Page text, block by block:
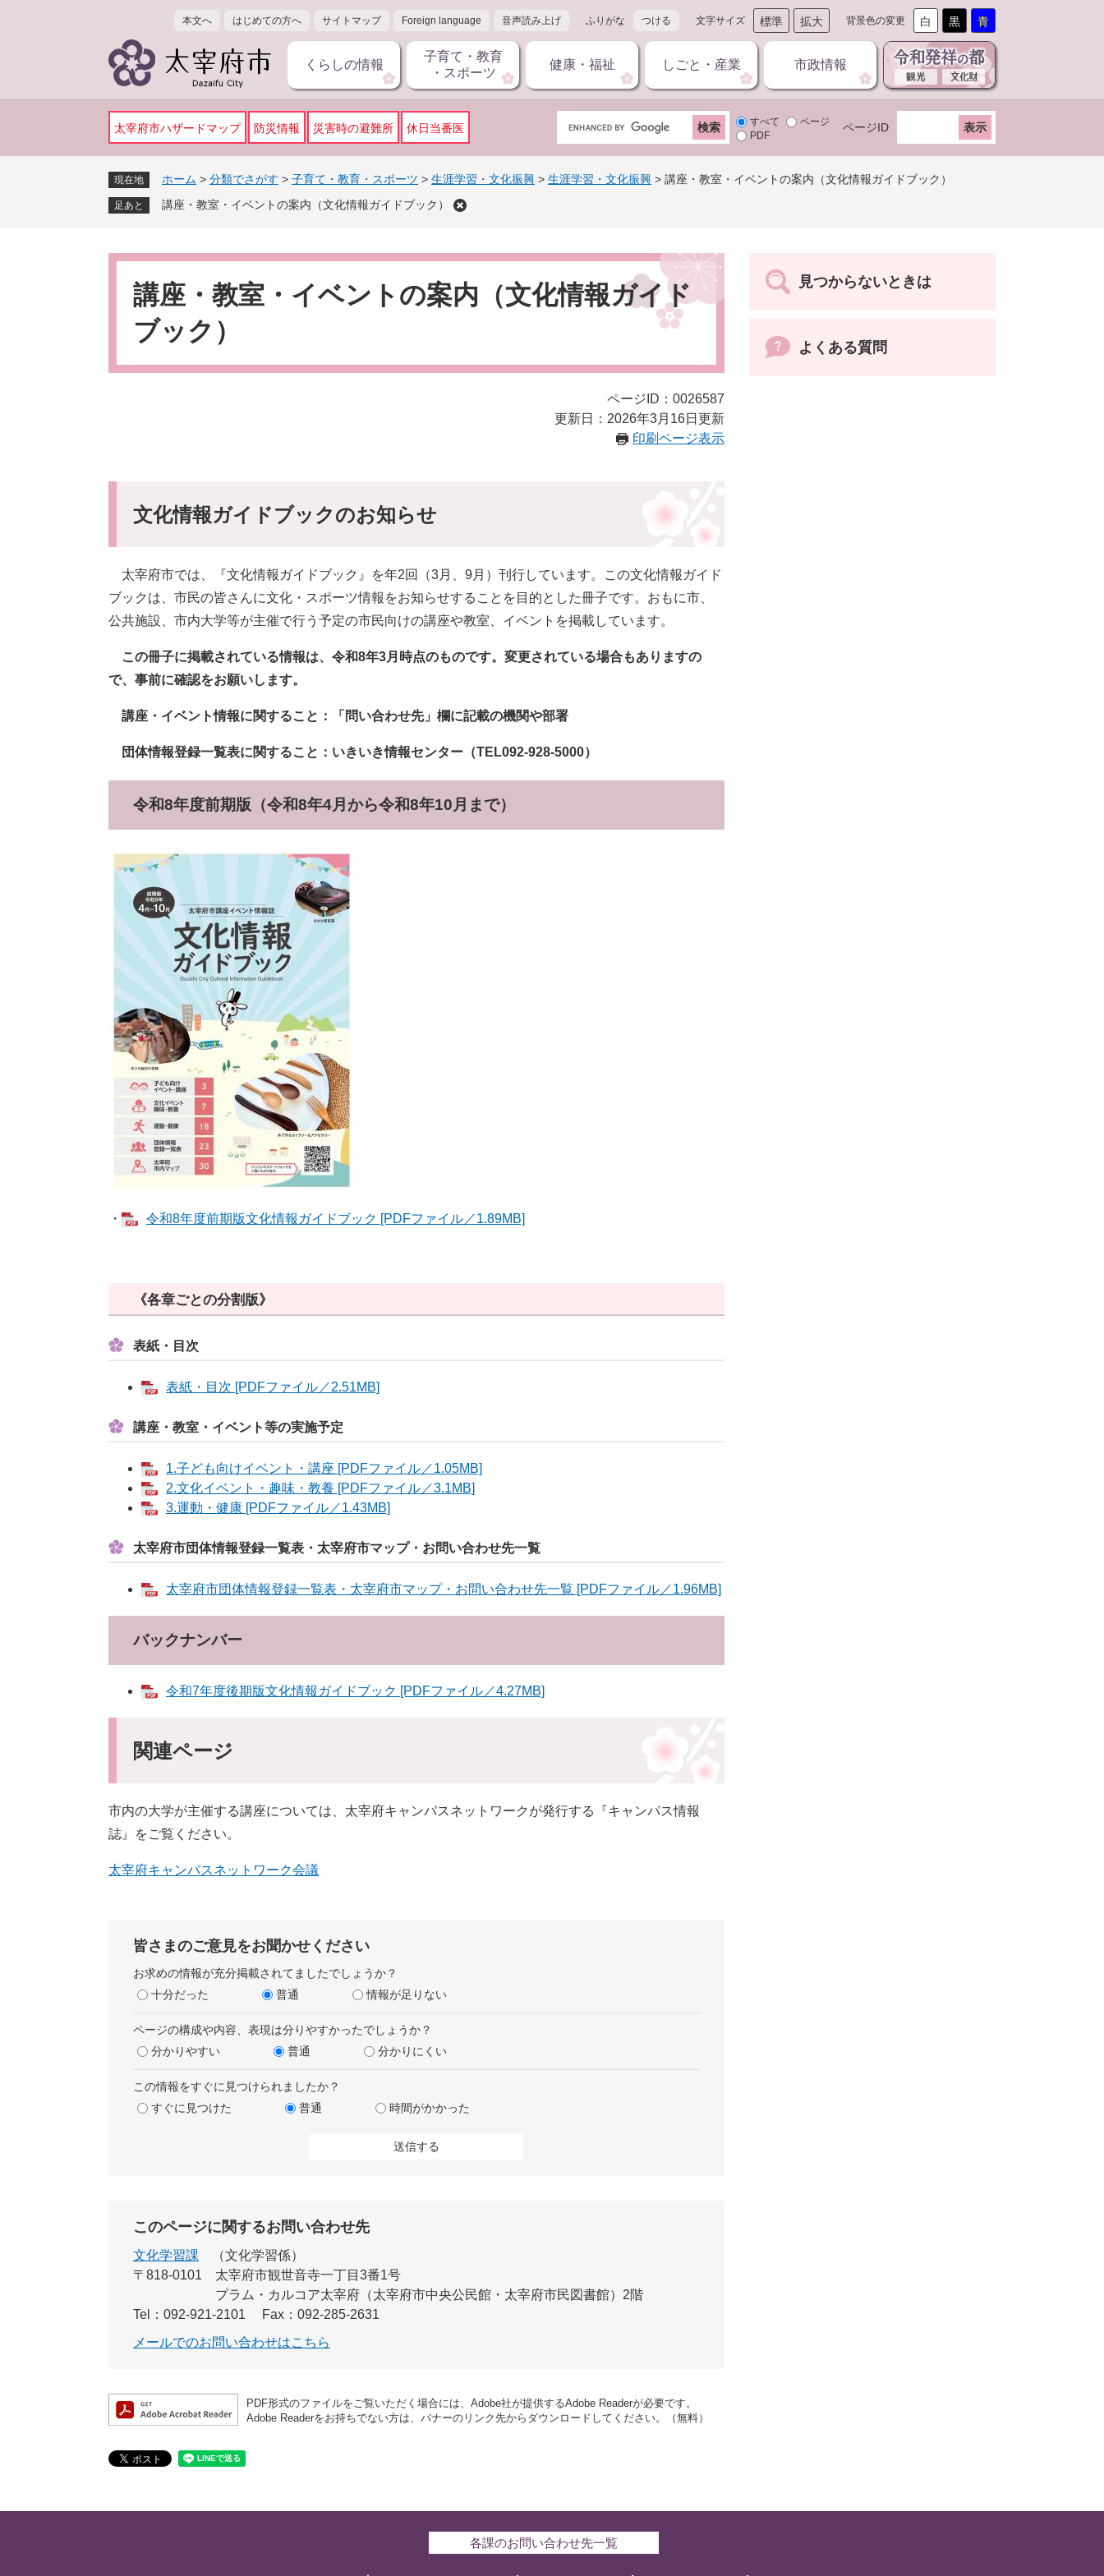
本文へ はじめての方へ サイトマップ Foreign language 音声読み上げ ふりがな つける 文字サイズ 標準 拡大 背景色の変更 白 黒 青
くらしの情報
子育て・教育
・スポーツ
健康・福祉 しごと・産業 市政情報
太宰府市ハザードマップ 防災情報 災害時の避難所 休日当番医
G
o
g
タ
ム
検
すべて
ページ
PDF
ページID
現在地 ホーム > 分類でさがす > 子育て・教育・スポーツ > 生涯学習・文化振興 > 生涯学習・文化振興 > 講座・教室・イベントの案内（文化情報ガイドブック）
足あと 講座・教室・イベントの案内（文化情報ガイドブック）
本
講座・教室・イベントの案内（文化情報ガイド
ブック）
ページID：0026587
更新日：2026年3月16日更新
印刷ページ表示
文化情報ガイドブックのお知らせ
太宰府市では、『文化情報ガイドブック』を年2回（3月、9月）刊行しています。この文化情報ガイド
ブックは、市民の皆さんに文化・スポーツ情報をお知らせすることを目的とした冊子です。おもに市、
公共施設、市内大学等が主催で行う予定の市民向けの講座や教室、イベントを掲載しています。
この冊子に掲載されている情報は、令和8年3月時点のものです。変更されている場合もありますの
で、事前に確認をお願いします。
講座・イベント情報に関すること：「問い合わせ先」欄に記載の機関や部署
団体情報登録一覧表に関すること：いきいき情報センター（TEL092-928-5000）
令和8年度前期版（令和8年4月から令和8年10月まで）
・ 令和8年度前期版文化情報ガイドブック [PDFファイル／1.89MB]
《各章ごとの分割版》
表紙・目次
表紙・目次 [PDFファイル／2.51MB]
講座・教室・イベント等の実施予定
1.子ども向けイベント・講座 [PDFファイル／1.05MB]
2.文化イベント・趣味・教養 [PDFファイル／3.1MB]
3.運動・健康 [PDFファイル／1.43MB]
太宰府市団体情報登録一覧表・太宰府市マップ・お問い合わせ先一覧
太宰府市団体情報登録一覧表・太宰府市マップ・お問い合わせ先一覧 [PDFファイル／1.96MB]
バックナンバー
令和7年度後期版文化情報ガイドブック [PDFファイル／4.27MB]
関連ページ
市内の大学が主催する講座については、太宰府キャンパスネットワークが発行する『キャンパス情報
誌』をご覧ください。
太宰府キャンパスネットワーク会議
皆さまのご意見をお聞かせください
お求めの情報が充分掲載されてましたでしょうか？
十分だった
普通 情報が足りない
ページの構成や内容、表現は分りやすかったでしょうか？
分かりやすい
普通 分かりにくい
この情報をすぐに見つけられましたか？
すぐに見つけた
普通 時間がかかった
このページに関するお問い合わせ先
文化学習課
文化学習係
〒818-0101
太宰府市観世音寺一丁目3番1号
プラム・カルコア太宰府（太宰府市中央公民館・太宰府市民図書館）2階
Tel：092-921-2101
Fax：092-285-2631
メールでのお問い合わせはこちら
PDF形式のファイルをご覧いただく場合には、Adobe社が提供するAdobe Readerが必要です。
Adobe Readerをお持ちでない方は、バナーのリンク先からダウンロードしてください。（無料）
見つからないときは
よくある質問
各課のお問い合わせ先一覧